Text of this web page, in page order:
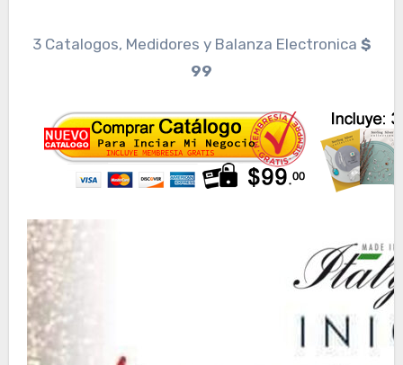
3 Catalogos, Medidores y Balanza Electronica $
99